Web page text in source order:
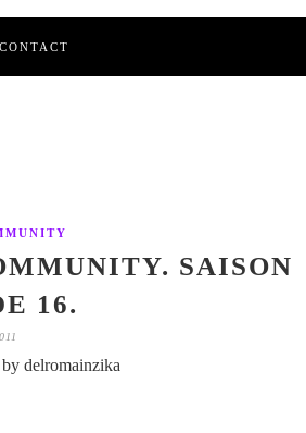
CONTACT
SAISON
16.
delromainzika